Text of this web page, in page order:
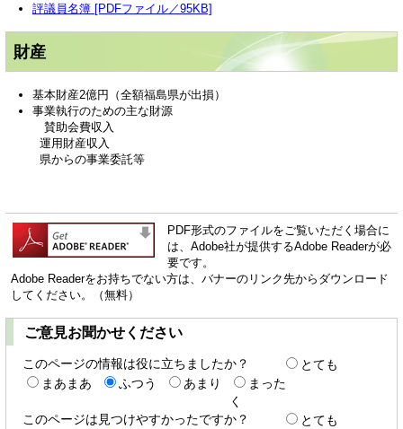
評議員名簿 [PDFファイル／95KB]
財産
基本財産2億円（全額福島県が出損）
事業執行のための主な財源
賛助会費収入
運用財産収入
県からの事業委託等
PDF形式のファイルをご覧いただく場合に
は、Adobe社が提供するAdobe Readerが必
要です。
Adobe Readerをお持ちでない方は、バナーのリンク先からダウンロード
してください。（無料）
ご意見お聞かせください
このページの情報は役に立ちましたか？
とても
まあまあ
ふつう あまり
まった
く
このページは見つけやすかったですか？
とても